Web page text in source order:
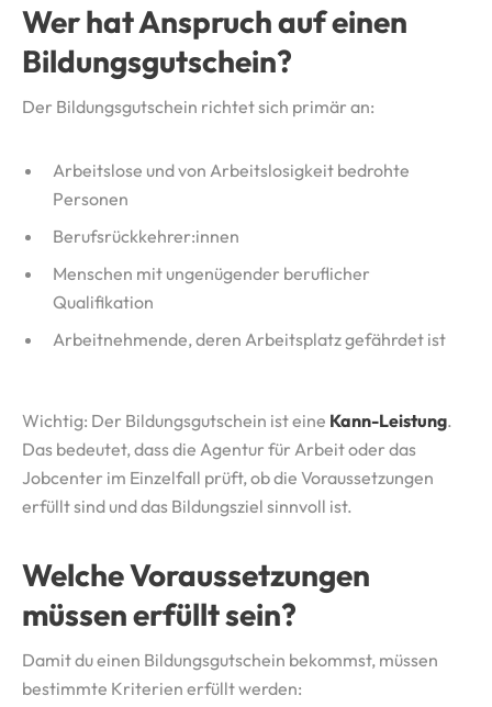
Wer hat Anspruch auf einen
Bildungsgutschein?
Der Bildungsgutschein richtet sich primär an:
Arbeitslose und von Arbeitslosigkeit bedrohte
Personen
Berufsrückkehrer:innen
Menschen mit ungenügender beruflicher
Qualifikation
Arbeitnehmende, deren Arbeitsplatz gefährdet ist
Wichtig: Der Bildungsgutschein ist eine Kann-Leistung.
Das bedeutet, dass die Agentur für Arbeit oder das
Jobcenter im Einzelfall prüft, ob die Voraussetzungen
erfüllt sind und das Bildungsziel sinnvoll ist.
Welche Voraussetzungen
müssen erfüllt sein?
Damit du einen Bildungsgutschein bekommst, müssen
bestimmte Kriterien erfüllt werden: